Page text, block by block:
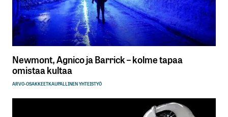
Newmont, Agnico ja Barrick – kolme tapaa
omistaa kultaa
ARVO-OSAKKEETKAUPALLINEN YHTEISTYÖ